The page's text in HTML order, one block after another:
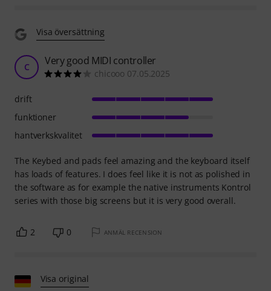
Visa översättning
C Very good MIDI controller
chicooo 07.05.2025
The Keybed and pads feel amazing and the keyboard itself
has loads of features. I does feel like it is not as polished in
the software as for example the native instruments Kontrol
series with those big screens but it is very good overall.
drift
funktioner
hantverkskvalitet
2 0 ANMÄL RECENSION
Visa original